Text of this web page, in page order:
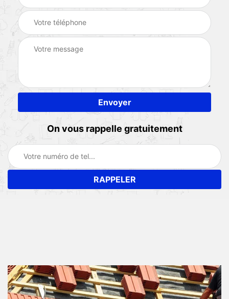
On vous rappelle gratuitement